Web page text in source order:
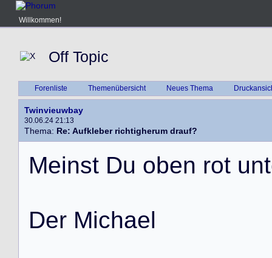
Willkommen!
Off Topic
Forenliste Themenübersicht Neues Thema
Twinvieuwbay
30.06.24 21:13
Thema: Re: Aufkleber richtigherum drauf?
Meinst Du oben rot unt
Der Michael